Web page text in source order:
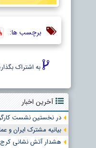
برچسب ها:
به اشتراک
آخرین اخبار
در نخستین نشست
بیانیه مشترک ایران و
هشدار آتش نشانی